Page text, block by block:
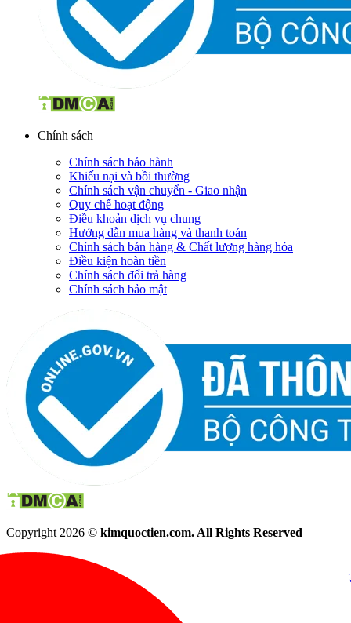
Chính sách
Chính sách bảo hành
Khiếu nại và bồi thường
Chính sách vận chuyển - Giao nhận
Quy chế hoạt động
Điều khoản dịch vụ chung
Hướng dẫn mua hàng và thanh toán
Chính sách bán hàng & Chất lượng hàng hóa
Điều kiện hoàn tiền
Chính sách đổi trả hàng
Chính sách bảo mật
Copyright 2026 © kimquoctien.com. All Rights Reserved
(8h00 - 21h30)
(8h00 -